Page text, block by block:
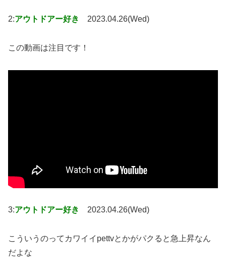
2:アウトドアー好き 2023.04.26(Wed)
この動画は注目です！
3:アウトドアー好き 2023.04.26(Wed)
こういうのってカワイイpettvとかがパクると急上昇なん
だよな